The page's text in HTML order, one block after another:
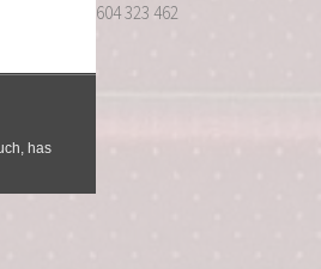
604 323 462